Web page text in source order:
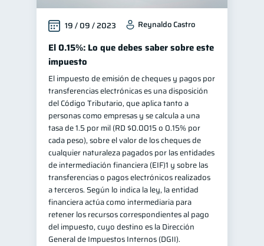
19 / 09 / 2023 Reynaldo Castro
El 0.15%: Lo que debes saber sobre este
impuesto
El impuesto de emisión de cheques y pagos por
transferencias electrónicas es una disposición
del Código Tributario, que aplica tanto a
personas como empresas y se calcula a una
tasa de 1.5 por mil (RD $0.0015 o 0.15% por
cada peso), sobre el valor de los cheques de
cualquier naturaleza pagados por las entidades
de intermediación financiera (EIF)1 y sobre las
transferencias o pagos electrónicos realizados
a terceros. Según lo indica la ley, la entidad
financiera actúa como intermediaria para
retener los recursos correspondientes al pago
del impuesto, cuyo destino es la Dirección
General de Impuestos Internos (DGII).